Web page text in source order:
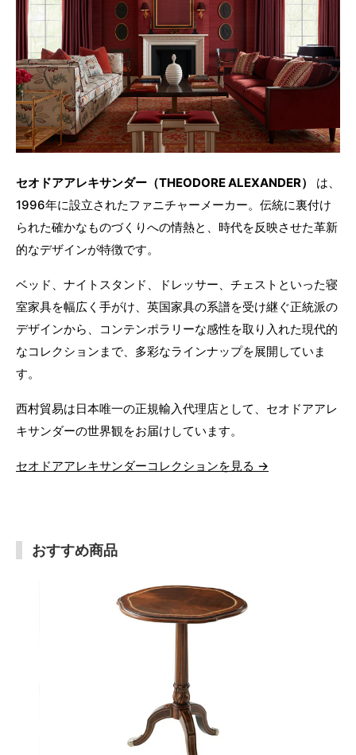
セオドアアレキサンダー（THEODORE ALEXANDER）
は、
1996年に設立されたファニチャーメーカー。伝統に裏付け
られた確かなものづくりへの情熱と、時代を反映させた革新
的なデザインが特徴です。
ベッド、ナイトスタンド、ドレッサー、チェストといった寝
室家具を幅広く手がけ、英国家具の系譜を受け継ぐ正統派の
デザインから、コンテンポラリーな感性を取り入れた現代的
なコレクションまで、多彩なラインナップを展開していま
す。
西村貿易は日本唯一の正規輸入代理店として、セオドアアレ
キサンダーの世界観をお届けしています。
セオドアアレキサンダーコレクションを見る →
おすすめ商品